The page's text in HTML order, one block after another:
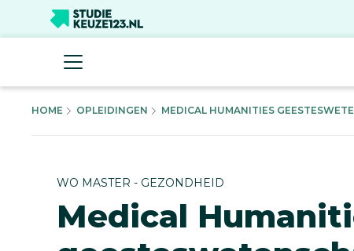
HOME OPLEIDINGEN MEDICAL HUMANITIES
WO MASTER - GEZONDHEID
Medical